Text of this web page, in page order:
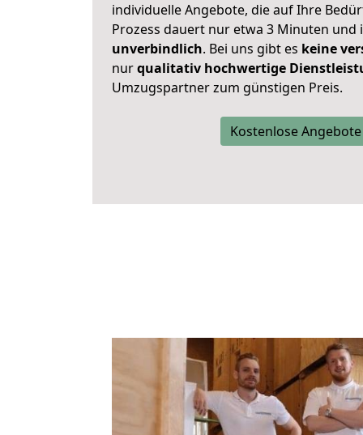
individuelle Angebote, die auf Ihre
Prozess dauert nur etwa 3 Minuten und
unverbindlich. Bei uns gibt es keine
nurqualitativ hochwertige
Umzugspartner zum günstigen Preis.
Kostenlose